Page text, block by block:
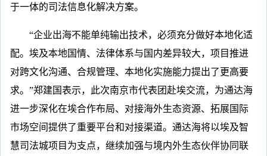
于一体的司法信息化解决方案。
“企业出海不能单纯输出技术，必须充分做好本地化适
配。埃及本地国情、法律体系与国内差异较大，项目推进
对跨文化沟通、合规管理、本地化实施能力提出了更高要
求。”郑建国表示，此次南京市代表团赴埃交流，为通达海
进一步深化在埃合作布局、对接海外生态资源、拓展国际
市场空间提供了重要平台和对接渠道。通达海将以埃及智
慧司法城项目为支点，继续加强与境内外生态伙伴协同联